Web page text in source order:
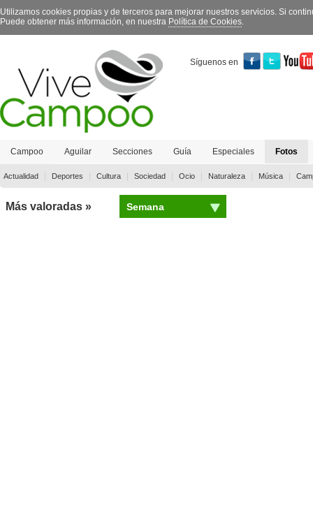
Utilizamos cookies propias y de terceros para mejorar nuestros servicios. Si
Puede obtener más información, en nuestra Política de Cookies.
Síguenos en
Campoo Aguilar Secciones Guía Especiales Fotos
Actualidad Deportes Cultura Sociedad Ocio Naturaleza Música
Contacto
Más valoradas » Semana